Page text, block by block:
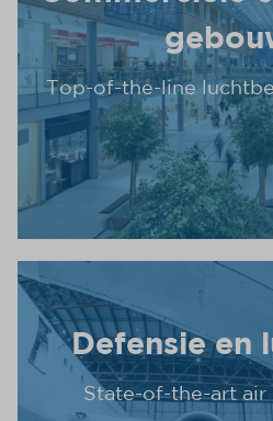
Top-of-the-line
Defensie en
State-of-the-art air